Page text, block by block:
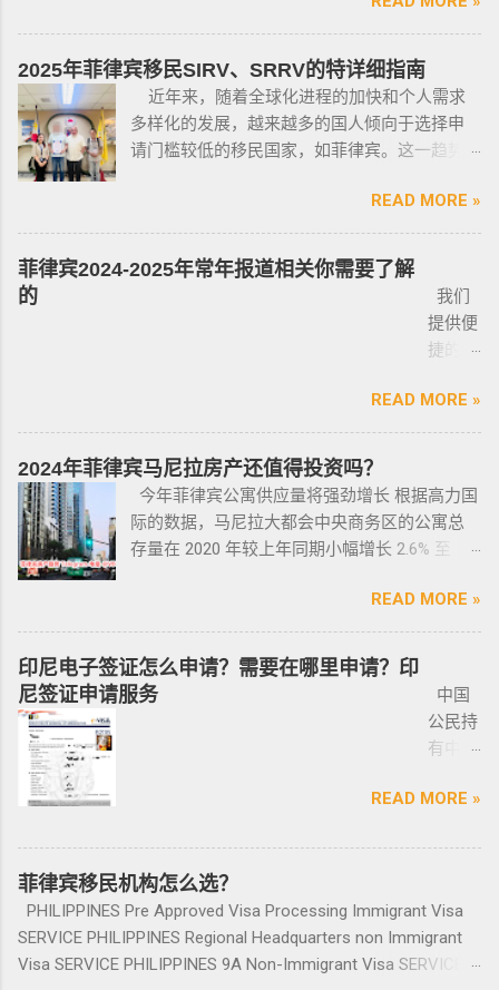
小型枪械，原因是他们的职业“岌岌可危”。 只有
处于实际的威胁之下，或者由于职业丶专业或
商业性质而处于危险之中的人，才会被认定为
有资格申请。 由于经商需要，存在较高风险成
为犯罪分子目标的商人，也可以申请携带许可
证。 据悉，这些行业的人们必须通过药物和心
的两年以上徒刑的案子，才可以获得特殊枪支
下，才可以携带枪支。 菲律宾当局表示，新法
律将帮助他们更好地规范使用枪械，遏制涉枪
犯罪。 该法律更严厉规定，个人如果非法持有
无牌枪支且被定罪的话，将面临至少入狱30
禁止公民携带枪支进入公共场合的禁令，即使
是未当班的警察，在公共场合携带配枪，也会
因此而被逮捕。 要求枪支持有者，每两年更新
一次执照，并每四年登记一次枪支。 如果不遵
守，将导致撤销和没收枪支。 续期申请，需要
在该许可证期满之日前六个月内，向菲律宾国
此外还要求，要携带枪支外出的人，必须以合
手枪。 目前共有五种持有枪支的许可证： 类别
1 －最多拥有2支枪 类别 2 -最多拥有5支枪 类别
3 -最多拥有10支枪 类别 4 -最多拥有15支枪 类
什么是遣返令VDO（Voluntary Deportation
Order） 一般都是非法行为导致被遣返，情节比
较严重。例如19-20年，很多客户是非法用落地
签转旅游签。 一般遣返客户都会成为“菲律宾不
次再来需要洗黑。 哪些情况会被遣返？ 1. 落地
签转旅游签的旅客，如果没有提前在移民局处
理，出境在机场就被扣护照。 2. 2016年克拉克
事件被抓的，又保关入境的客户必须要做遣返
才能出境。 3. 在菲律宾工作无牌照被本地警察
抓，在拘留所等待遣返或保出来做遣返。 4. 在
5. 在机场海关是黑名单保关入境的，回国要做
了NBI，这2步做好了以后如果不着急走，最长
等待时间是半年。半年内都可以随时走。 菲律
宾做了遣返会是黑名单吗？ 但凡做了遣返都是
黑名单。遣返的流程第一步就是申请驱逐令。
中国人出境被扣护照，被扣护照后面的处理方
式只有遣返。 上了菲律宾黑名单以后怎么再入
境 如果您已经被遣返回去了，并且还想再来菲
律宾的话，那么您可以联系我们帮您洗黑直接
清底，整个周期15个工作日，洗好了以后再入
境不会有任何被拦，包入境的。 如果您需要了
题也可以询问。 遣返回国的流程是什么？ 1. 先
提交到移民局，等待a...
有限的新人提供参考，大神勿喷。 废话不多
说，菲律宾买车的时候最好选择本地人开的车
行，年限4年内的最好，一般没啥通病，最好自
己去网上搜索，二手车网站也可以，原因我就
不详细说明了，中国人卖的车很多调表 很多有
暗伤才卖； 找到你心爱的车的时候千万不要着
急下单，一定要多渠道比价，多维度评估，最
车人和 和你交易的是不是同一个人 ； 在菲买二
手车一般都是车主将车卖给车行，车行再把车
卖给你，所以有几个细节你要注意了： 1、你会
拿到两份合同，第一份是车主卖给车行的，这
是否一致，车主ID和车行老板ID复印件作为合同
附件一同给你，每一个ID旁边都要有车主的签
名； 2、第二份合同一般都是一张空白的合同，
只有车行的签字，所以你要核对签字是否一
致，如果可以尽量多要一些签过字的合同，后
面会说为什么； 3、检查CR/OR原件，原件，原
哪里交保险，保险品类； 4、车牌要注意是不是
你取回来再交易，因为现在两年以上的车牌基
本都下来了，如果你不知道去哪里换贴牌也是
比较麻烦的，何况大部分人英语都不太好，贴
牌的车牌号和临时车牌的车牌号不是同一个号
讳的号码； 5、车钥匙一般是2-三把，2把自动1
合同、一份保险、 一份OR/CR文件，这些一定
要放在家里保存好，OR/CR可以复印两张放到车
里备用 ； 想了解更多最新信息欢迎联系和咨询
我们，微信：BGC998 电报@BGC998 Whats
2025年菲律宾移民SIRV、SRRV的特详细指南
近年来，随着全球化进程的加快和个人需求
多样化的发展，越来越多的国人倾向于选择申
请门槛较低的移民国家，如菲律宾。这一趋势
申请菲律宾的移民签证呢？ 接下来，我们将
分析菲律宾移民签证之所以 备受欢迎的几大原
因，并简要概述其申请条件与流程。菲律宾移
民签证和其他国家相比有很多独特的优势：其
申请成本相对较低，地理位置与中国相近，没
有繁琐的移民监限制，为申请者提供了极大的
便利与自由。 在菲律宾，主要有两种移民
签证：SRRV（退休移民签证）和SIRV（投资移
供了一个额外的永居身份，成功获得这些签证
后，不仅能在菲律宾享受更多福利与权益，而
且申请者的原有国籍与原有权益不会受到影
响。 退休移民签证——SRRV
宾退休署(PRA)颁发的移民绿卡，持有者可以自
由出入境，并在菲律宾永居。 申请条件一般
分为两种：现金存款类和房产投资类。 现金
存款类： （1）申请人的年龄需在50岁以上：
一家三口存款2万美元，多一个人需另存款1.5万
美元/人； （2）存款冻结在银行，不能用于
赎回存款。 房产投资类： （1）存款可全
（2）房产不能出售，但可用于出租； （3）
申请人需要拿到菲律宾的房产证，才能在PRA申
请置换之前办理SRRV身份时存入的存款。 申
请流程： 1、申请人提供基础的申请材料做初
审，后转款两万美金到相关部门； 2、审核该
存款的安全性，申请人需要入境菲律宾完成后
READ MORE »
菲律宾2024-2025年常年报道相关你需要了解
的
我们
提供便
捷的菲
侨常年
报道服
需要提
供
ICARD
人无须
就能做
完报
道。做
报道后
上。
咨询微
信
READ MORE »
2024年菲律宾马尼拉房产还值得投资吗？
今年菲律宾公寓供应量将强劲增长 根据高力国
际的数据，马尼拉大都会中央商务区的公寓总
存量在 2020 年较上年同期小幅增长 2.6% 至
同比增长放缓。由于新冠疫情，2020 年仅交付
了约 3,370 套，低于 2019 年的 11,200套和过去
十年的年均 7,900 套。 ●菲律宾998不动产机构
998 Real Estate 专注于为华人在菲律宾马尼拉
地区提供一站式的期房投资、炒楼花、现房买
卖、房屋租赁、越来越多的华人对菲律宾旅游
投资,菲律宾移民感兴趣,居外网菲律宾房地产网,
为您精彩呈现菲律宾房子,来居外投资菲律宾房
大的外国人不动产服务机构之一，主要服务在
菲外国人以及在菲工作生活的业主和租客，提
供一站式中文/英文资讯服务。供菲律宾的新
房、二手房、特价房、二手楼花、开发商、投
资指南等房产信息,为房产投资者菲律宾买房提
READ MORE »
印尼电子签证怎么申请？需要在哪里申请？印
尼签证申请服务
中国
公民持
有中国
要菲律
前往印
印尼签
证？
泰国出
READ MORE »
菲律宾移民机构怎么选？
PHILIPPINES Pre Approved Visa Processing Immigrant Visa
SERVICE PHILIPPINES Regional Headquarters non Immigrant
Visa SERVICE PHILIPPINES 9A Non-Immigrant Visa SERVICE